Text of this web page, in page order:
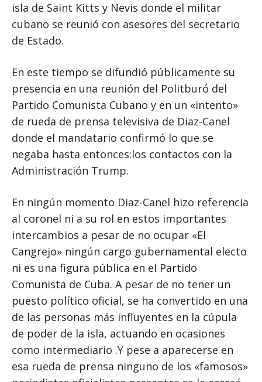
isla de Saint Kitts y Nevis donde el militar
cubano se reunió con asesores del secretario
de Estado.
En este tiempo se difundió públicamente su
presencia en una reunión del Politburó del
Partido Comunista Cubano y en un «intento»
de rueda de prensa televisiva de Diaz-Canel
donde el mandatario confirmó lo que se
negaba hasta entonces:los contactos con la
Administración Trump.
En ningún momento Diaz-Canel hizo referencia
al coronel ni a su rol en estos importantes
intercambios a pesar de no ocupar «El
Cangrejo» ningún cargo gubernamental electo
ni es una figura pública en el Partido
Comunista de Cuba. A pesar de no tener un
puesto político oficial, se ha convertido en una
de las personas más influyentes en la cúpula
de poder de la isla, actuando en ocasiones
como intermediario .Y pese a aparecerse en
esa rueda de prensa ninguno de los «famosos»